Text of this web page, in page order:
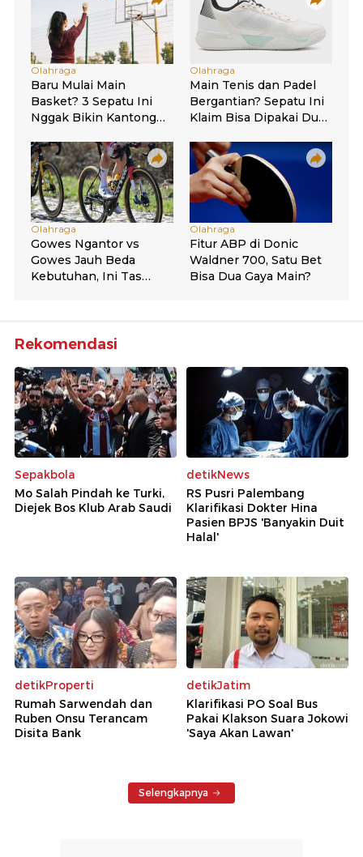
Rekomendasi
Sepakbola
Mo Salah Pindah ke Turki,
Diejek Bos Klub Arab Saudi
detikNews
RS Pusri Palembang
Klarifikasi Dokter Hina
Pasien BPJS 'Banyakin Duit
Halal'
detikProperti
Rumah Sarwendah dan
Ruben Onsu Terancam
Disita Bank
detikJatim
Klarifikasi PO Soal Bus
Pakai Klakson Suara Jokowi
'Saya Akan Lawan'
Selengkapnya